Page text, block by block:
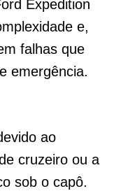
Expedition
e,
falhas que
emergência.
ao
cruzeiro ou a
sob o capô.